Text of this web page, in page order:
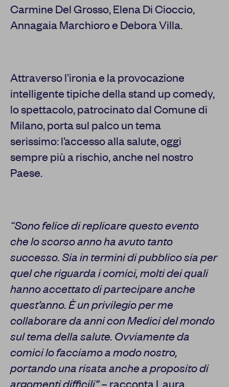
Carmine Del Grosso, Elena Di Cioccio,
Annagaia Marchioro e Debora Villa.
Attraverso l’ironia e la provocazione
intelligente tipiche della stand up comedy,
lo spettacolo, patrocinato dal Comune di
Milano, porta sul palco un tema
serissimo: l’accesso alla salute, oggi
sempre più a rischio, anche nel nostro
Paese.
“Sono felice di replicare questo evento
che lo scorso anno ha avuto tanto
successo. Sia in termini di pubblico sia per
quel che riguarda i comici, molti dei quali
hanno accettato di partecipare anche
quest’anno. È un privilegio per me
collaborare da anni con Medici del mondo
sul tema della salute. Ovviamente da
comici lo facciamo a modo nostro,
portando una risata anche a proposito di
argomenti difficili”– racconta Laura